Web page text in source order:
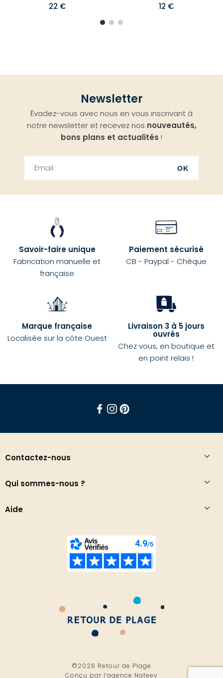
22 €
12 €
Newsletter
Évadez-vous avec nous en vous inscrivant à
notre newsletter et recevez nos nouveautés,
bons plans et actualités !
OK
Savoir-faire unique
Fabrication manuelle et
française
Paiement sécurisé
CB - Paypal - Chèque
Marque française
Localisée sur la côte Ouest
Livraison 3 à 5 jours
ouvrés
Chez vous, en boutique et
en point relais !
Contactez-nous
Qui sommes-nous ?
Aide
©2026 Retour de Plage
Conçu par l’agence Nateev